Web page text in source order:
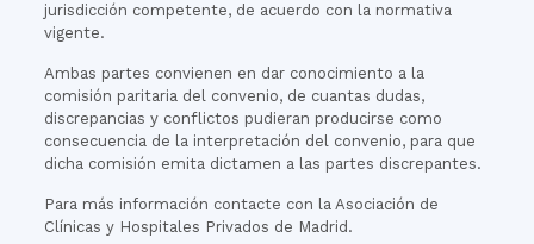
jurisdicción competente, de acuerdo con la normativa
vigente.
Ambas partes convienen en dar conocimiento a la
comisión paritaria del convenio, de cuantas dudas,
discrepancias y conflictos pudieran producirse como
consecuencia de la interpretación del convenio, para que
dicha comisión emita dictamen a las partes discrepantes.
Para más información contacte con la Asociación de
Clínicas y Hospitales Privados de Madrid.